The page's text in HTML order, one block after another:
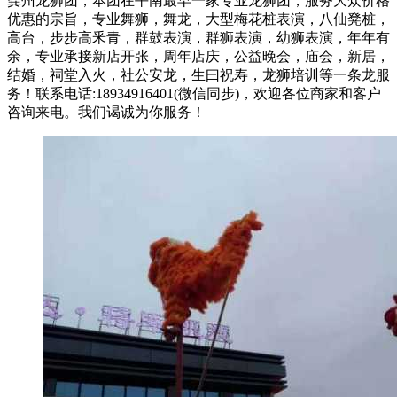
优惠的宗旨，专业舞狮，舞龙，大型梅花桩表演，八仙凳桩，
高台，步步高釆青，群鼓表演，群狮表演，幼狮表演，年年有
余，专业承接新店开张，周年店庆，公益晚会，庙会，新居，
结婚，祠堂入火，社公安龙，生曰祝寿，龙狮培训等一条龙服
务！联系电话:18934916401(微信同步)，欢迎各位商家和客户
咨询来电。我们谒诚为你服务！